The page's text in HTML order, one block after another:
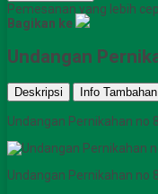
Pemesanan yang lebih
Bagikan ke
Undangan
Deskripsi Info Tambahan
Undangan Pernikahan no
Undangan Pernikahan no